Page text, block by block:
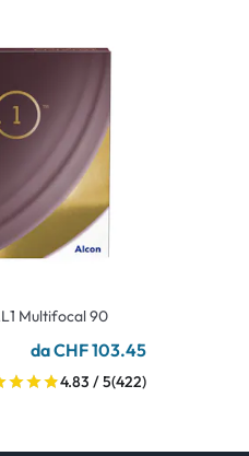
Multifocal 90
da CHF 103.45
4.83 / 5(422)